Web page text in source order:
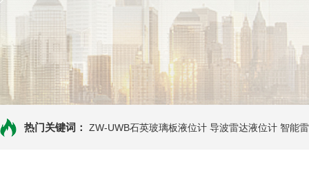
热门关键词： ZW-UWB石英玻璃板液位计 导波雷达液位计 智能